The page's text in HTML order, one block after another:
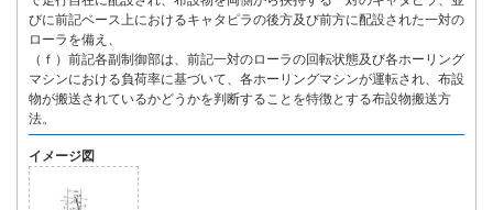
びに前記ベース上におけるキャタピラの後方及び前方に配設された一対の
ローラを備え、
（ｆ）前記各副制御部は、前記一対のローラの回転状態及び各ホーリング
マシンにおける負荷率に基づいて、各ホーリングマシンが運転され、布設
物が搬送されているかどうかを判断することを特徴とする布設物搬送方
法。
イメージ図